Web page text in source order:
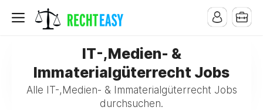
IT-,Medien- &
Immaterialgüterrecht Jobs
Alle IT-,Medien- & Immaterialgüterrecht Jobs
durchsuchen.